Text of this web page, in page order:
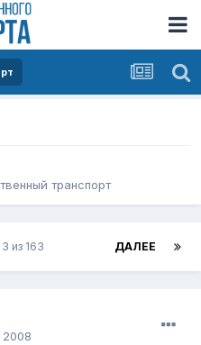
транспорт
ДАЛЕЕ
из 163